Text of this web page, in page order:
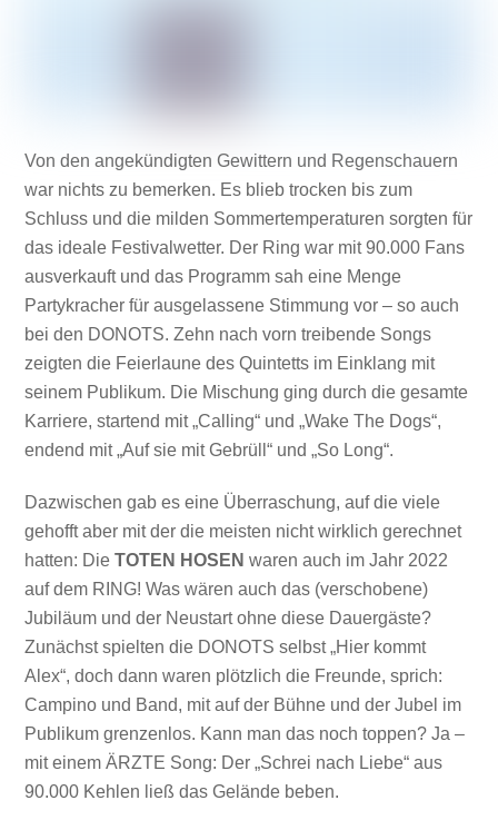
Von den angekündigten Gewittern und Regenschauern
war nichts zu bemerken. Es blieb trocken bis zum
Schluss und die milden Sommertemperaturen sorgten für
das ideale Festivalwetter. Der Ring war mit 90.000 Fans
ausverkauft und das Programm sah eine Menge
Partykracher für ausgelassene Stimmung vor – so auch
bei den DONOTS. Zehn nach vorn treibende Songs
zeigten die Feierlaune des Quintetts im Einklang mit
seinem Publikum. Die Mischung ging durch die gesamte
Karriere, startend mit „Calling“ und „Wake The Dogs“,
endend mit „Auf sie mit Gebrüll“ und „So Long“.
Dazwischen gab es eine Überraschung, auf die viele
gehofft aber mit der die meisten nicht wirklich gerechnet
hatten: DieTOTEN HOSEN waren auch im Jahr 2022
auf dem RING! Was wären auch das (verschobene)
Jubiläum und der Neustart ohne diese Dauergäste?
Zunächst spielten die DONOTS selbst „Hier kommt
Alex“, doch dann waren plötzlich die Freunde, sprich:
Campino und Band, mit auf der Bühne und der Jubel im
Publikum grenzenlos. Kann man das noch toppen? Ja –
mit einem ÄRZTE Song: Der „Schrei nach Liebe“ aus
90.000 Kehlen ließ das Gelände beben.